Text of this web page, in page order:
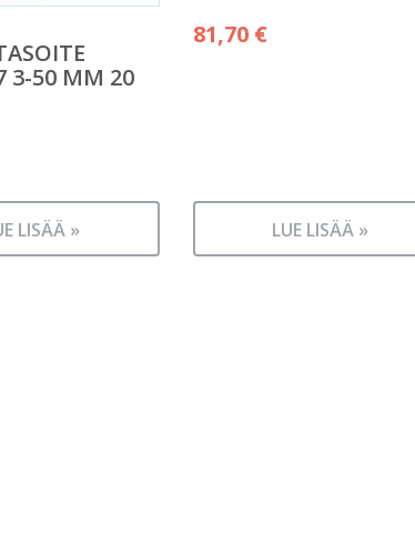
3-50 MM 20
LISÄÄ »
81,70 €
LUE LISÄÄ »